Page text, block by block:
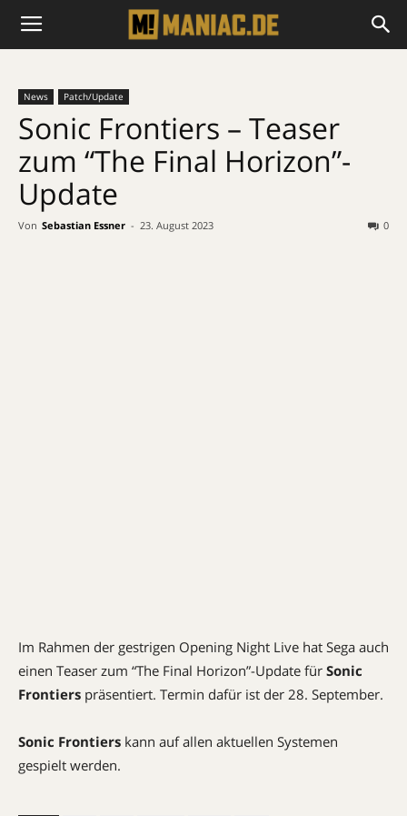
News Patch/Update
Sonic Frontiers – Teaser
zum “The Final Horizon”-
Update
Von Sebastian Essner - 23. August 2023 0
Im Rahmen der gestrigen Opening Night Live hat Sega auch
einen Teaser zum “The Final Horizon”-Update für Sonic
Frontiers präsentiert. Termin dafür ist der 28. September.
Sonic Frontiers kann auf allen aktuellen Systemen
gespielt werden.